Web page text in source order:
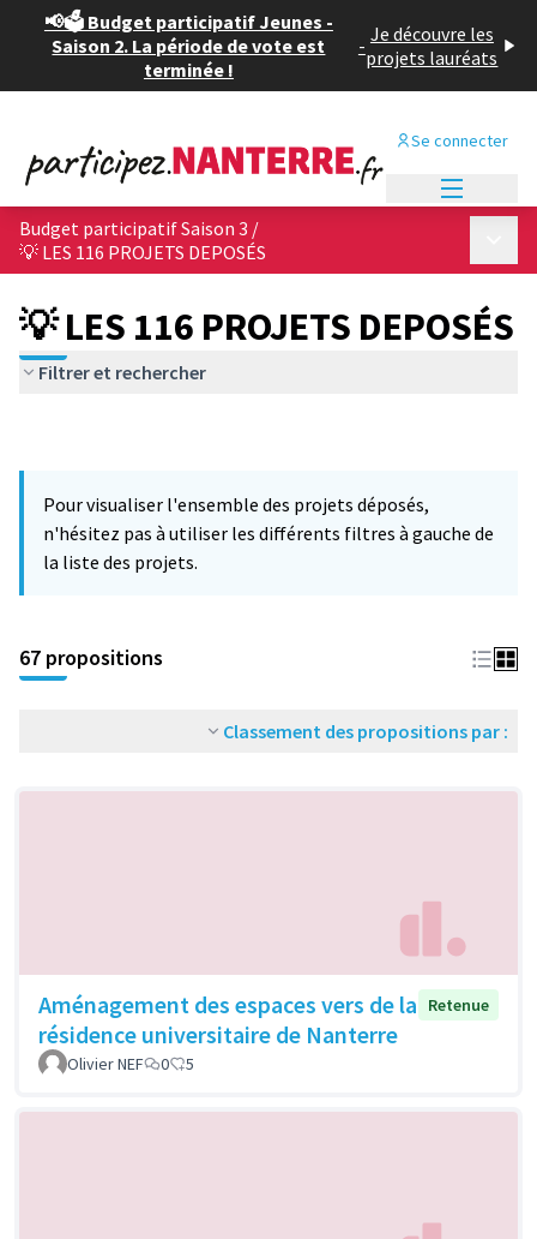
📢🗳️ Budget participatif Jeunes -
Saison 2. La période de vote est
terminée !
- Je découvre les
projets lauréats
Se connecter
Budget participatif Saison 3 /
💡 LES 116 PROJETS DEPOSÉS
💡 LES 116 PROJETS DEPOSÉS
Filtrer et rechercher
Pour visualiser l'ensemble des projets déposés,
n'hésitez pas à utiliser les différents filtres à gauche de
la liste des projets.
67 propositions
Classement des propositions par :
Aménagement des espaces vers de la
résidence universitaire de Nanterre
Retenue
Olivier NEF 0 5